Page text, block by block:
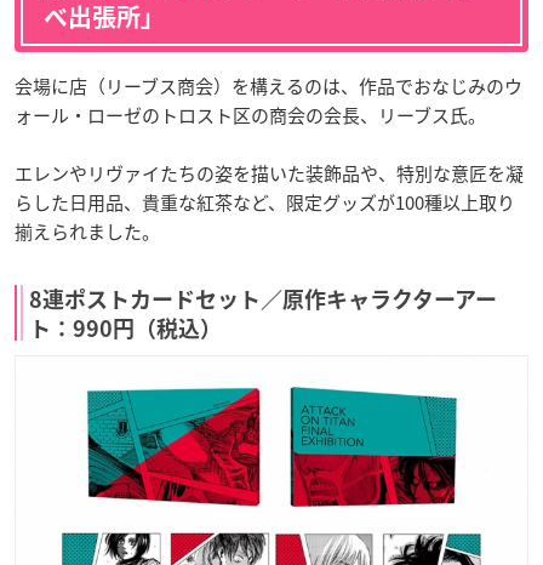
ベ出張所」
会場に店（リーブス商会）を構えるのは、作品でおなじみのウ
ォール・ローゼのトロスト区の商会の会長、リーブス氏。
エレンやリヴァイたちの姿を描いた装飾品や、特別な意匠を凝
らした日用品、貴重な紅茶など、限定グッズが100種以上取り
揃えられました。
8連ポストカードセット／原作キャラクターアー
ト：990円（税込）